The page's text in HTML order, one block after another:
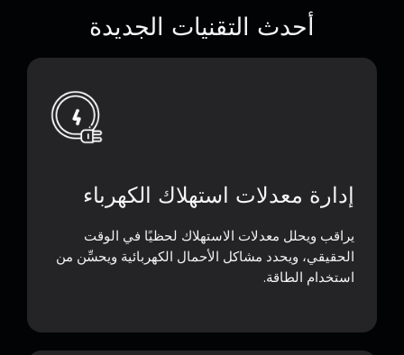
أحدث التقنيات الجديدة
إدارة معدلات استهلاك الكهرباء
يراقب ويحلل معدلات الاستهلاك لحظيًا في الوقت
الحقيقي، ويحدد مشاكل الأحمال الكهربائية ويحسِّن من
استخدام الطاقة.